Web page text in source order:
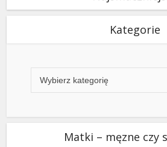
Kategorie
Matki – męzne czy